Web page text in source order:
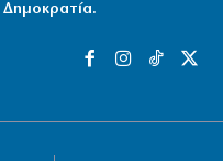
Δημοκρατία.